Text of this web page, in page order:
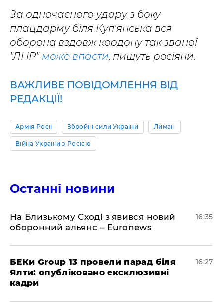
За одночасного удару з боку
плацдарму біля Куп'янська вся
оборона вздовж кордону так званої
"ЛНР" може впасти, пишуть росіяни.
ВАЖЛИВЕ ПОВІДОМЛЕННЯ ВІД
РЕДАКЦІЇ!
Армія Росії Збройні сили України Лиман
Війна України з Росією
Останні новини
На Близькому Сході з'явився новий
оборонний альянс – Euronews
16:35
БЕКи Group 13 провели парад біля
Ялти: опубліковано ексклюзивні
кадри
16:27